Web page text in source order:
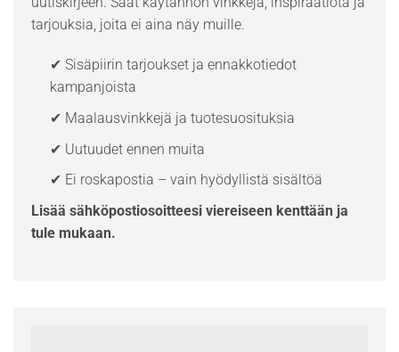
tarjouksia, joita ei aina näy muille.
✔ Sisäpiirin tarjoukset ja ennakkotiedot
kampanjoista
✔ Maalausvinkkejä ja tuotesuosituksia
✔ Uutuudet ennen muita
✔ Ei roskapostia – vain hyödyllistä sisältöä
Lisää sähköpostiosoitteesi viereiseen kenttään ja
tule mukaan.